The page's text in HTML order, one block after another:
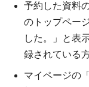
予約した資料
のトップペー
した。」と表
録されている
マイページの